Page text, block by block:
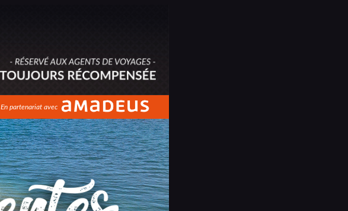
En partenariat avec